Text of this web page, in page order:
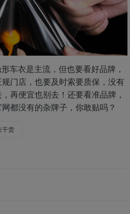
车衣是主流，但也要看好品牌，
门店，也要及时索要质保，没有
再便宜也别去！还要看准品牌，
都没有的杂牌子，你敢贴吗？
干货